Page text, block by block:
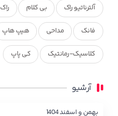
آلترناتیو راک بی کلام راک
فانک مداحی هیپ هاپ
کلاسیک-رمانتیک کی پاپ
آرشیو
بهمن و اسفند 1404